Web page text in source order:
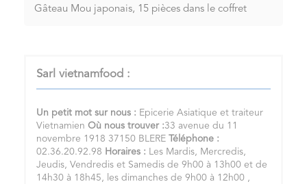
Gâteau Mou japonais, 15 pièces dans le coffret
Sarl vietnamfood :
Un petit mot sur nous : Epicerie Asiatique et traiteur
Vietnamien Où nous trouver :33 avenue du 11
novembre 1918 37150 BLERE
Téléphone :
02.36.20.92.98 Horaires : Les Mardis, Mercredis,
Jeudis, Vendredis et Samedis de 9h00 à 13h00 et de
14h30 à 18h45, les dimanches de 9h00 à 12h00 ,